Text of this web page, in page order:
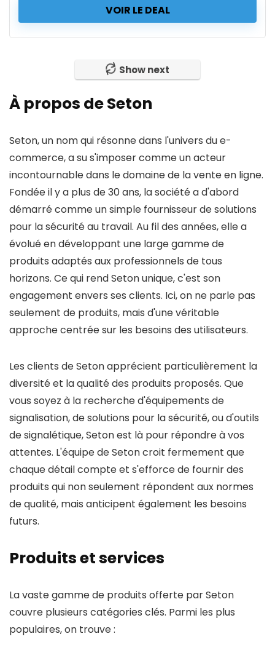
VOIR LE DEAL
Show next
À propos de Seton
Seton, un nom qui résonne dans l'univers du e-
commerce, a su s'imposer comme un acteur
incontournable dans le domaine de la vente en ligne.
Fondée il y a plus de 30 ans, la société a d'abord
démarré comme un simple fournisseur de solutions
pour la sécurité au travail. Au fil des années, elle a
évolué en développant une large gamme de
produits adaptés aux professionnels de tous
horizons. Ce qui rend Seton unique, c'est son
engagement envers ses clients. Ici, on ne parle pas
seulement de produits, mais d'une véritable
approche centrée sur les besoins des utilisateurs.
Les clients de Seton apprécient particulièrement la
diversité et la qualité des produits proposés. Que
vous soyez à la recherche d'équipements de
signalisation, de solutions pour la sécurité, ou d'outils
de signalétique, Seton est là pour répondre à vos
attentes. L'équipe de Seton croit fermement que
chaque détail compte et s'efforce de fournir des
produits qui non seulement répondent aux normes
de qualité, mais anticipent également les besoins
futurs.
Produits et services
La vaste gamme de produits offerte par Seton
couvre plusieurs catégories clés. Parmi les plus
populaires, on trouve :